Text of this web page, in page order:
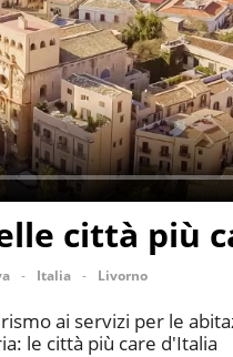
città più
Italia Livorno
ai servizi per le
le città più care d'Italia